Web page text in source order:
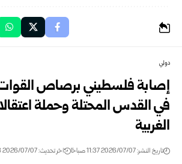
دولي
إصابة فلسطيني برصاص القوات
في القدس المحتلة وحملة
الغربية
تاريخ النشر: 2026/07/07 11:37 صباحًا اخر تحديث: 2026/07/07 12:18 مساءً